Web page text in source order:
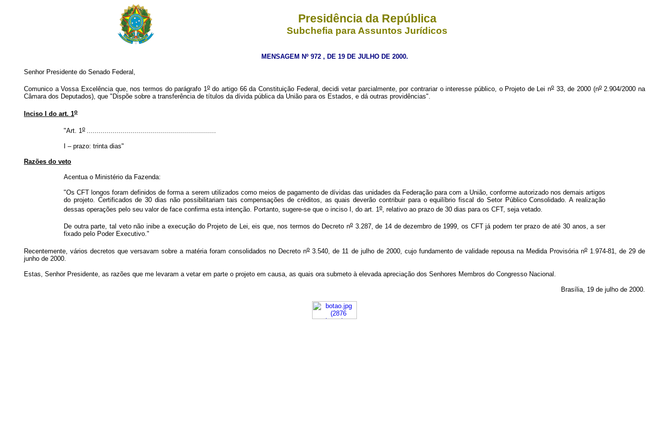
Presidência da República
Subchefia para Assuntos Jurídicos
MENSAGEM Nº 972 , DE 19 DE JULHO DE 2000.
Senhor Presidente do Senado Federal,
Comunico a Vossa Excelência que, nos termos do parágrafo 1odo artigo 66 da Constituição Federal, decidi vetar parcialmente, por contrariar o interesse público, o Projeto de Lei no33, de 2000 (no2.904/2000 na
Câmara dos Deputados), que "Dispõe sobre a transferência de títulos da dívida pública da União para os Estados, e dá outras providências".
Inciso I do art. 1o
"Art. 1o .................................................................
I – prazo: trinta dias"
Razões do veto
Acentua o Ministério da Fazenda:
"Os CFT longos foram definidos de forma a serem utilizados como meios de pagamento de dívidas das unidades da Federação para com a União, conforme autorizado nos demais artigos
do projeto. Certificados de 30 dias não possibilitariam tais compensações de créditos, as quais deverão contribuir para o equilíbrio fiscal do Setor Público Consolidado. A realização
dessas operações pelo seu valor de face confirma esta intenção. Portanto, sugere-se que o inciso I, do art. 1 o , relativo ao prazo de 30 dias para os CFT, seja vetado.
De outra parte, tal veto não inibe a execução do Projeto de Lei, eis que, nos termos do Decreto no 3.287, de 14 de dezembro de 1999, os CFT já podem ter prazo de até 30 anos, a ser
fixado pelo Poder Executivo."
Recentemente, vários decretos que versavam sobre a matéria foram consolidados no Decreto no3.540, de 11 de julho de 2000, cujo fundamento de validade repousa na Medida Provisória no1.974-81, de 29 de
junho de 2000.
Estas, Senhor Presidente, as razões que me levaram a vetar em parte o projeto em causa, as quais ora submeto à elevada apreciação dos Senhores Membros do Congresso Nacional.
Brasília, 19 de julho de 2000.